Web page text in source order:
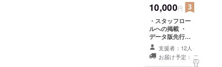
ディガ」
- 企画 / ディ
レクション /
ゲームデザ
イン / サウン
ド（一部）
箋"前日譚"漫画
データ
10,000円
・スタッフロー
ルへの掲載 ・
データ版先行サ
ウンドトラック
・ノンクレジッ
ト版オープニン
支援者：12人
お届け予定： こ
の
リ